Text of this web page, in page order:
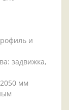
и
задвижка,
мм